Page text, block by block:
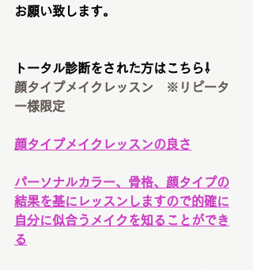
お願い致します。
トータル診断をされた方はこちら⇩
顔タイプメイクレッスン　※リピータ
ー様限定
顔タイプメイクレッスンの良さ
パーソナルカラー、骨格、顔タイプの
結果を基にレッスンしますので的確に
自分に似合うメイクを知ることができ
る